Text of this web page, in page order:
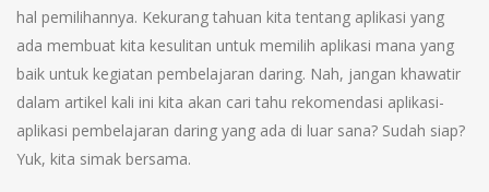
hal pemilihannya. Kekurang tahuan kita tentang aplikasi yang
ada membuat kita kesulitan untuk memilih aplikasi mana yang
baik untuk kegiatan pembelajaran daring. Nah, jangan khawatir
dalam artikel kali ini kita akan cari tahu rekomendasi aplikasi-
aplikasi pembelajaran daring yang ada di luar sana? Sudah siap?
Yuk, kita simak bersama.